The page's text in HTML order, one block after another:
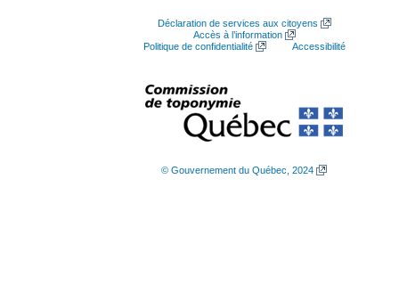
Déclaration de services aux citoyens
Accès à l’information
Politique de confidentialité
Accessibilité
© Gouvernement du Québec, 2024